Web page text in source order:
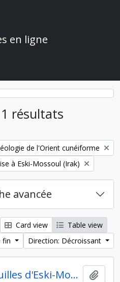
en ligne
résultats
de l'Orient cunéiforme
à Eski-Mossoul (Irak)
avancée
Card view
Table view
fin
Direction: Décroissant
Co-direction des fouilles d'Eski-Mossoul (Irak)